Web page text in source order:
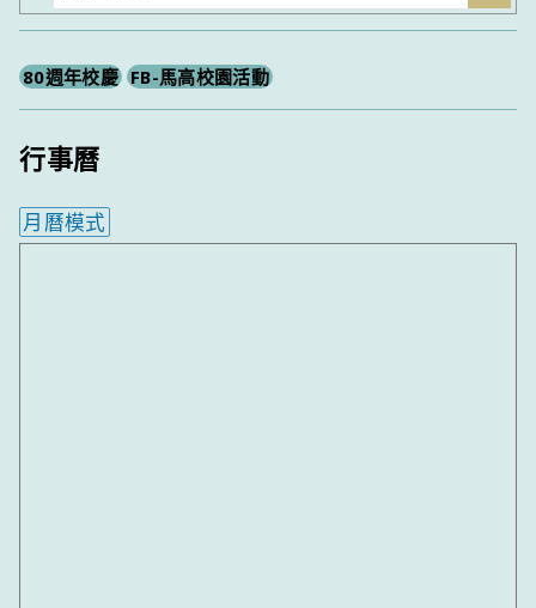
尋
80週年校慶 FB-馬高校園活動
行事曆
月曆模式